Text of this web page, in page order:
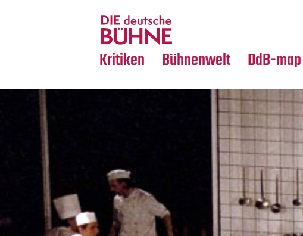
Kritiken
Crossover
Bühnenwelt
Medientipps
DdB-map